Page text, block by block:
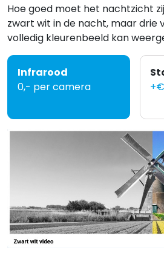
Hoe goed moet het nachtzicht
zwart wit in de nacht, maar drie
volledig kleurenbeeld kan
Infrarood
0,- per camera